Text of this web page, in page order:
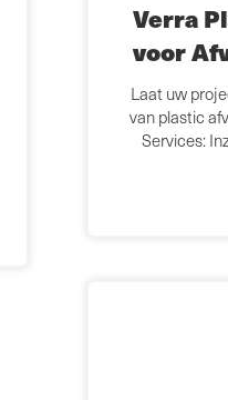
Verra
voor
Laat uw
van plastic
Services: